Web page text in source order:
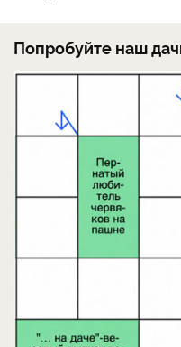
Попробуйте наш